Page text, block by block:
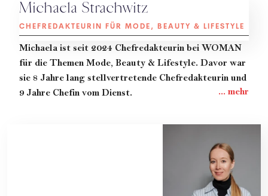
Michaela Strachwitz
CHEFREDAKTEURIN FÜR MODE, BEAUTY & LIFESTYLE
Michaela ist seit 2024 Chefredakteurin bei WOMAN
für die Themen Mode, Beauty & Lifestyle. Davor war
sie 8 Jahre lang stellvertretende Chefredakteurin und
9 Jahre Chefin vom Dienst.